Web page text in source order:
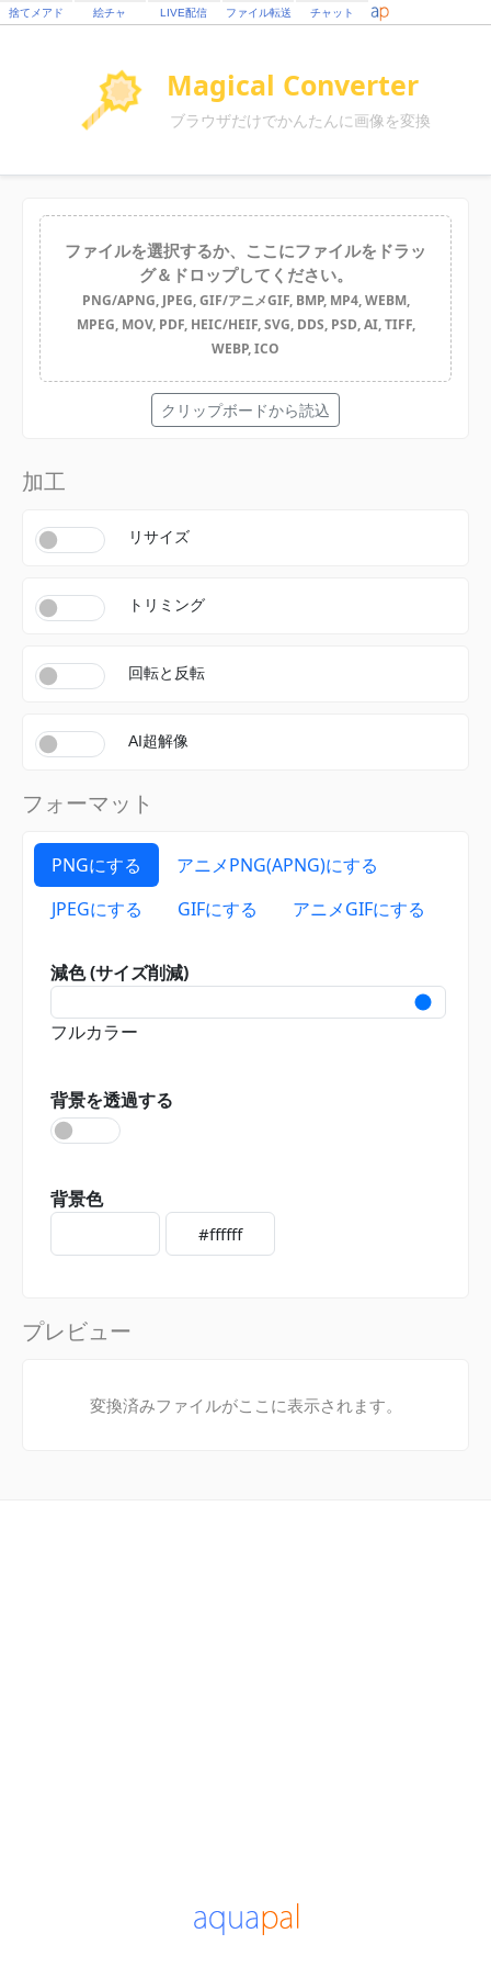
捨てメアド 絵チャ LIVE配信 ファイル転送 チャット
Magical Converter
ブラウザだけでかんたんに画像を変換
ファイルを選択するか、ここにファイルをドラッ
グ＆ドロップしてください。
PNG/APNG, JPEG, GIF/アニメGIF, BMP, MP4, WEBM,
MPEG, MOV, PDF, HEIC/HEIF, SVG, DDS, PSD, AI, TIFF,
WEBP, ICO
クリップボードから読込
加工
リサイズ
トリミング
回転と反転
AI超解像
フォーマット
PNGにする
アニメPNG(APNG)にする
JPEGにする
GIFにする アニメGIFにする
減色 (サイズ削減)
フルカラー
背景を透過する
背景色
プレビュー
変換済みファイルがここに表示されます。